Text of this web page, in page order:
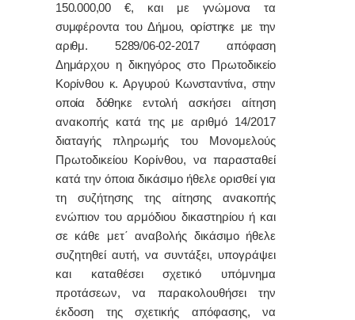
150.000,00€, και με γνώμονα τα
συμφέροντα του Δήμου, ορίστηκε με την
αριθμ. 5289/06-02-2017 απόφαση
Δημάρχου ηδικηγόρος στο Πρωτοδικείο
Κορίνθου κ. Αργυρού Κωνσταντίνα, στην
οποία δόθηκε εντολή ασκήσει αίτηση
ανακοπής κατά της με αριθμό 14/2017
διαταγής πληρωμής του Μονομελούς
Πρωτοδικείου Κορίνθου, να παρασταθεί
κατά την όποια δικάσιμο ήθελε ορισθεί για
τη συζήτησης της αίτησης ανακοπής
ενώπιον του αρμόδιου δικαστηρίου ή και
σε κάθε μετ΄ αναβολής δικάσιμο ήθελε
συζητηθεί αυτή, να συντάξει, υπογράψει
και καταθέσει σχετικό υπόμνημα
προτάσεων, να παρακολουθήσει την
έκδοση της σχετικής απόφασης, να